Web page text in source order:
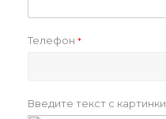
Глубина упаковки, см
Вес брутто, г
Всего в транзите
Телефон *
Введите текст с картинки